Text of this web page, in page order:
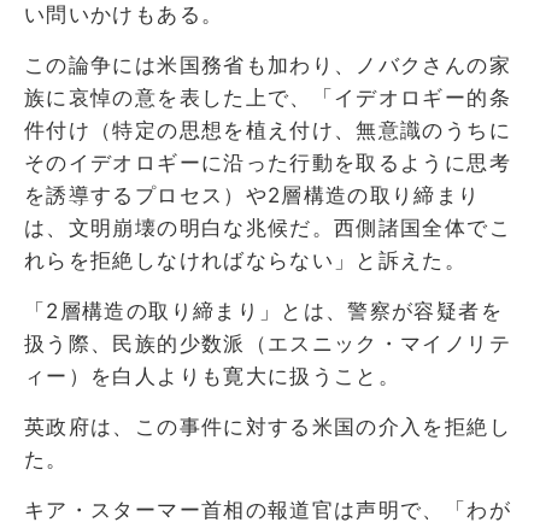
い問いかけもある。
この論争には米国務省も加わり、ノバクさんの家
族に哀悼の意を表した上で、「イデオロギー的条
件付け（特定の思想を植え付け、無意識のうちに
そのイデオロギーに沿った行動を取るように思考
を誘導するプロセス）や2層構造の取り締まり
は、文明崩壊の明白な兆候だ。西側諸国全体でこ
れらを拒絶しなければならない」と訴えた。
「2層構造の取り締まり」とは、警察が容疑者を
扱う際、民族的少数派（エスニック・マイノリテ
ィー）を白人よりも寛大に扱うこと。
英政府は、この事件に対する米国の介入を拒絶し
た。
キア・スターマー首相の報道官は声明で、「わが